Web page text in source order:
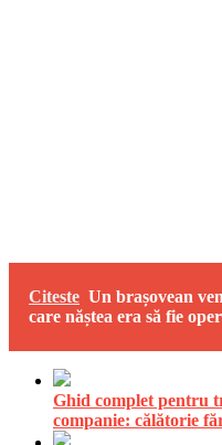
Citeste Un brașovean
care năștea era să fie
Ghid complet pentru
companie: călătorie